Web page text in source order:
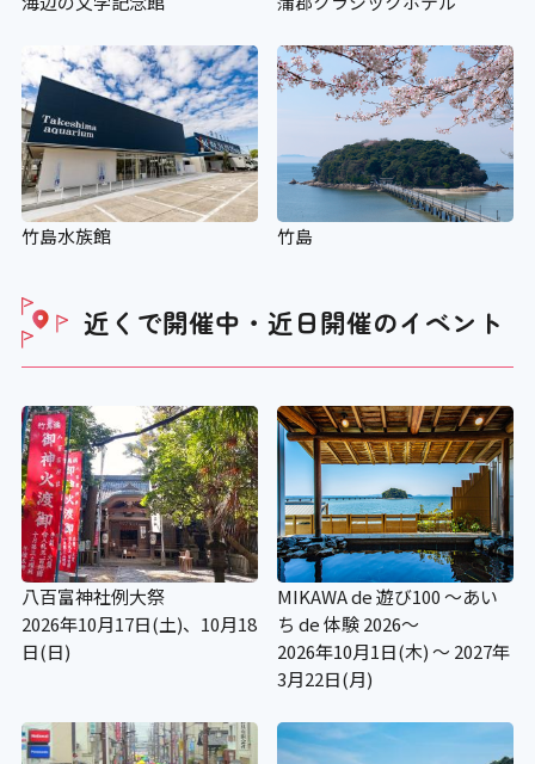
竹島水族館 竹島
近くで開催中・近日開催のイベント
八百富神社例大祭
2026年10月17日(土)、10月18
日(日)
MIKAWA de 遊び100 ～あい
ち de 体験 2026～
2026年10月1日(木) ～ 2027年
3月22日(月)